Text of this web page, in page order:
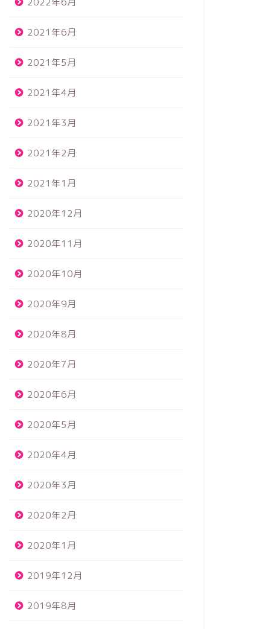
2021年6月
2021年5月
2021年4月
2021年3月
2021年2月
2021年1月
2020年12月
2020年11月
2020年10月
2020年9月
2020年8月
2020年7月
2020年6月
2020年5月
2020年4月
2020年3月
2020年2月
2020年1月
2019年12月
2019年8月